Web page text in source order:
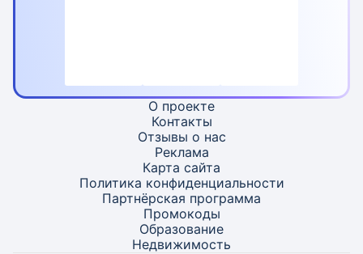
О проекте
Контакты
Отзывы о нас
Реклама
Карта сайта
Политика конфиденциальности
Партнёрская программа
Промокоды
Образование
Недвижимость